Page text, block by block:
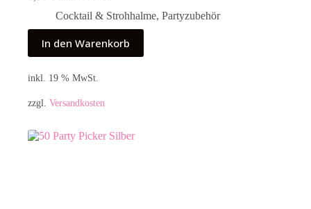
Cocktail & Strohhalme, Partyzubehör
In den Warenkorb
inkl. 19 % MwSt.
zzgl. Versandkosten